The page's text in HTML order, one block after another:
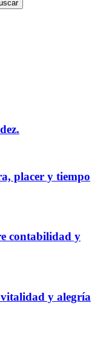
placer y tiempo
contabilidad y
y alegría